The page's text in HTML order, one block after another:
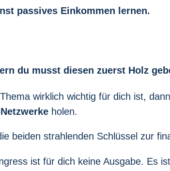
passives Einkommen lernen.
du musst diesen zuerst Holz
wirklich wichtig für dich ist,
holen.
beiden strahlenden Schlüssel zur
ist für dich keine Ausgabe. Es